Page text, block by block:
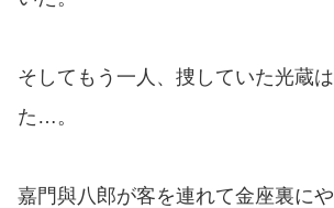
そしてもう一人、捜していた光蔵
た…。
嘉門與八郎が客を連れて金座裏に